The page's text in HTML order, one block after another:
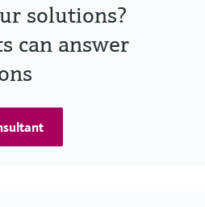
solutions?
can answer